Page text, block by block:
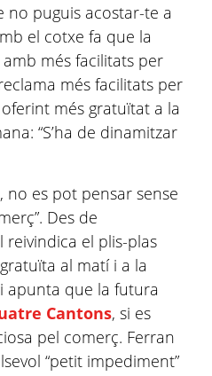
no puguis acostar-te a
el cotxe fa que la
més facilitats per
més facilitats per
més gratuïtat a la
“S’ha de dinamitzar
no es pot pensar sense
Des de
reivindica el plis-plas
al matí i a la
apunta que la futura
Cantons, si es
pel comerç. Ferran
“petit impediment”